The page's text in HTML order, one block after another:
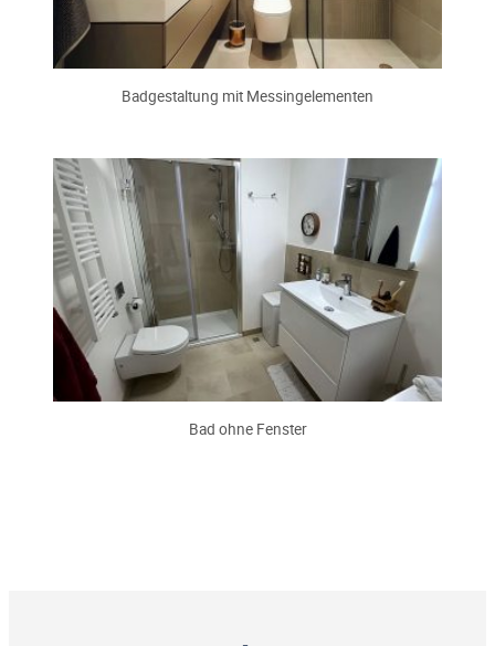
Badgestaltung mit Messingelementen
Bad ohne Fenster